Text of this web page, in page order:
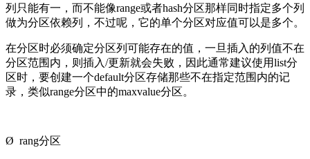
列只能有一，而不能像range或者hash分区那样同时指定多个列
做为分区依赖列，不过呢，它的单个分区对应值可以是多个。
在分区时必须确定分区列可能存在的值，一旦插入的列值不在
分区范围内，则插入/更新就会失败，因此通常建议使用list分
区时，要创建一个default分区存储那些不在指定范围内的记
录，类似range分区中的maxvalue分区。
Ø rang分区